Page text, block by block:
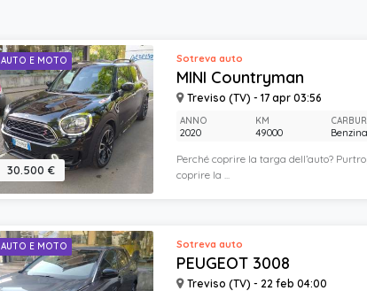
AUTO E MOTO
MINI Countryman
Treviso (TV) - 17 apr 03:56
30.500 €
Sotreva auto
Perché coprire la targa dell’auto?
coprire la ...
ANNO
2020
KM
49000 Benzina
AUTO E MOTO
PEUGEOT 3008
Treviso (TV) - 22 feb 04:00
Sotreva auto